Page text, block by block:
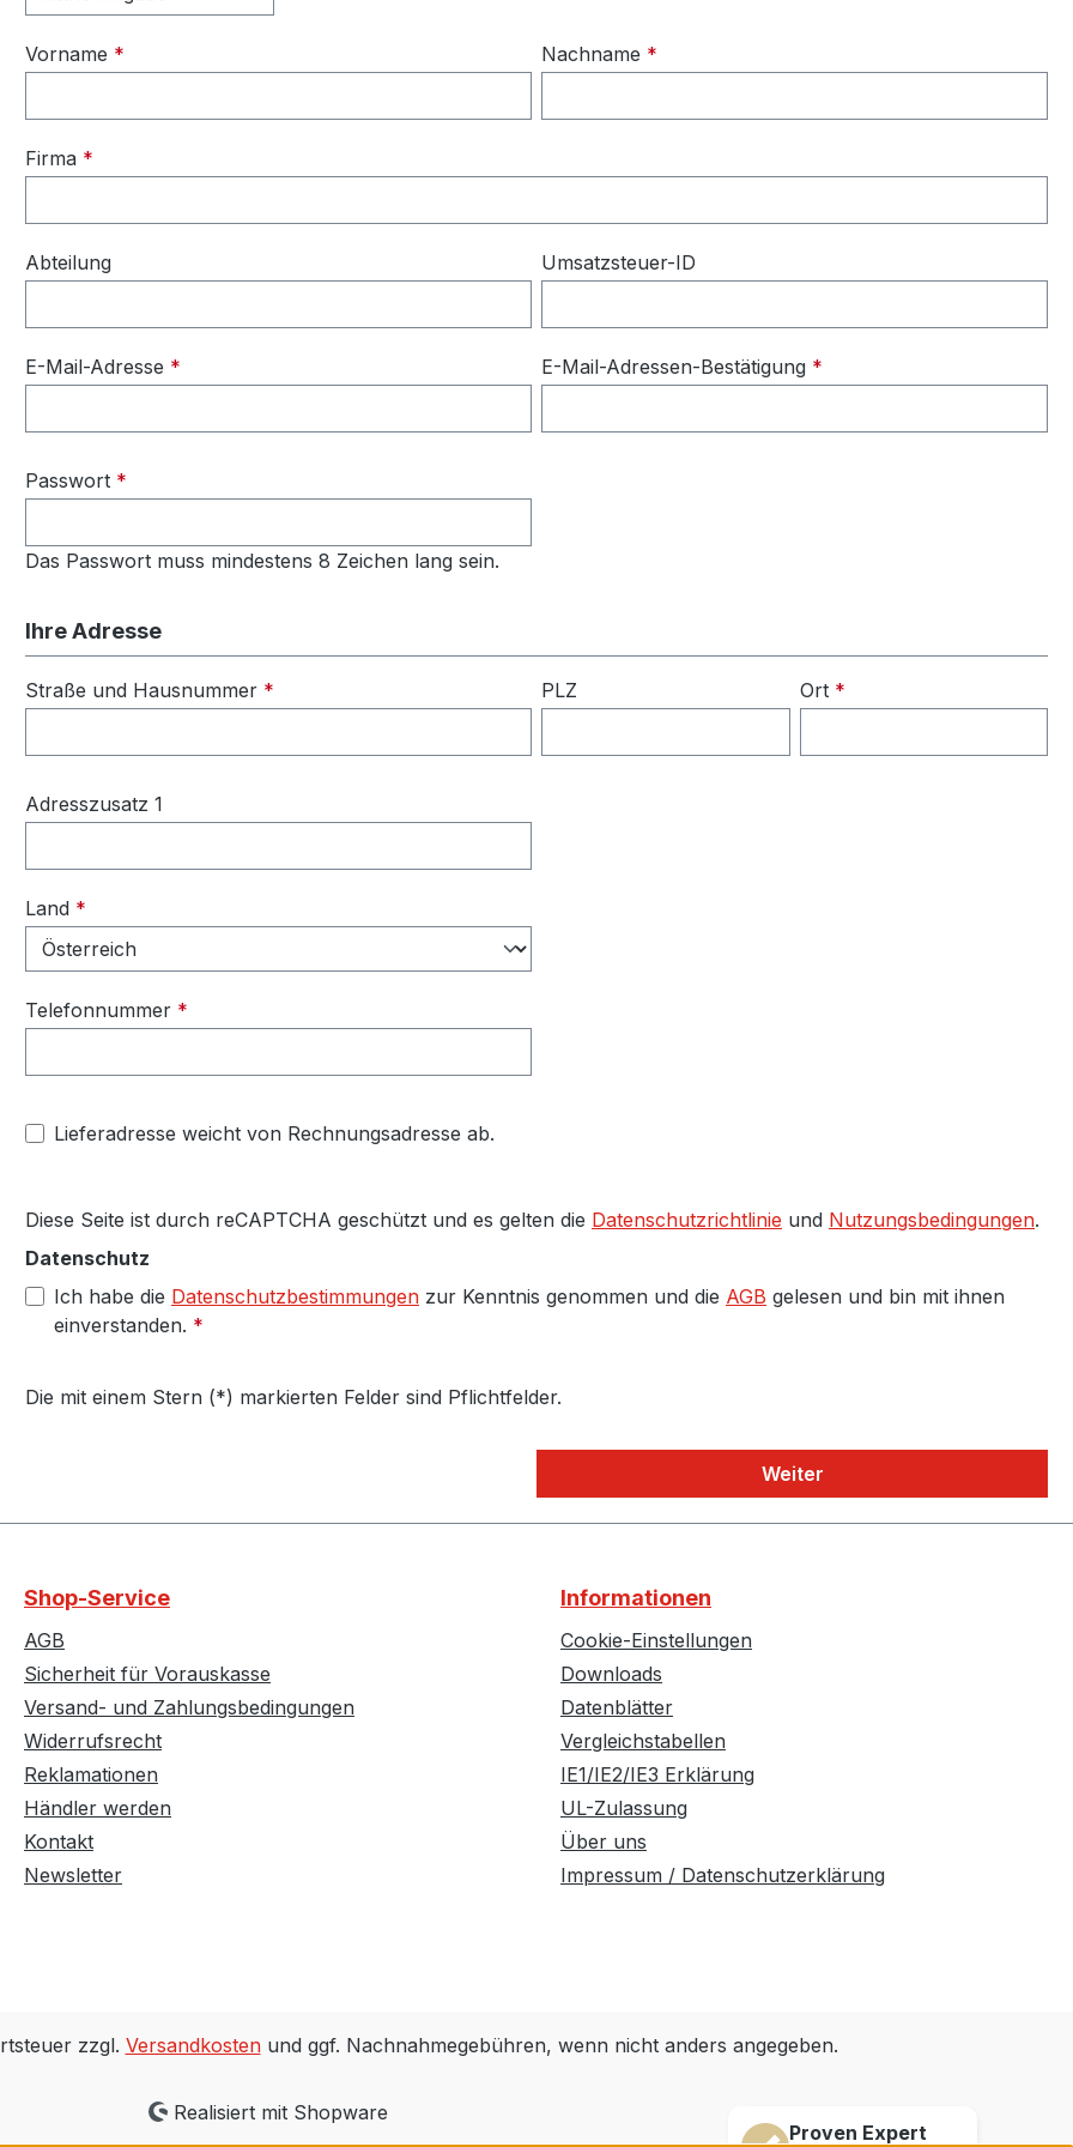
Vorname * Nachname *
Firma *
Abteilung Umsatzsteuer-ID
E-Mail-Adresse * E-Mail-Adressen-Bestätigung *
Passwort *
Das Passwort muss mindestens 8 Zeichen lang sein.
Ihre Adresse
Straße und Hausnummer * PLZ Ort *
Adresszusatz 1
Land *
Telefonnummer *
Lieferadresse weicht von Rechnungsadresse ab.
Diese Seite ist durch reCAPTCHA geschützt und es gelten die Datenschutzrichtlinie und Nutzungsbedingungen.
Datenschutz
Ich habe die Datenschutzbestimmungen zur Kenntnis genommen und die AGB gelesen und bin mit ihnen
einverstanden. *
Die mit einem Stern (*) markierten Felder sind Pflichtfelder.
Weiter
Shop-Service
AGB
Sicherheit für Vorauskasse
Versand- und Zahlungsbedingungen
Widerrufsrecht
Reklamationen
Händler werden
Kontakt
Newsletter
Informationen
Cookie-Einstellungen
Downloads
Datenblätter
Vergleichstabellen
IE1/IE2/IE3 Erklärung
UL-Zulassung
Über uns
Impressum / Datenschutzerklärung
zzgl. Versandkostenund ggf. Nachnahmegebühren, wenn nicht anders angegeben.
Proven Expert
Realisiert mit Shopware